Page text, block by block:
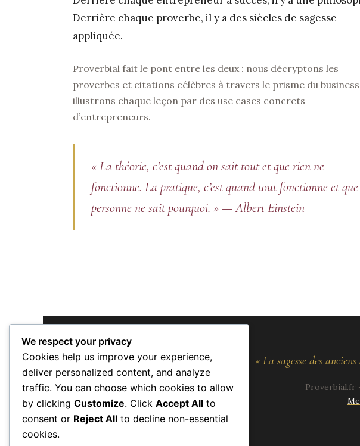
Derrière chaque proverbe, il y a des siècles de sagesse
appliquée.
Proverbial fait le pont entre les deux : nous décryptons les
proverbes et citations célèbres à travers le prisme du
illustrons chaque leçon par des use cases concrets
d’entrepreneurs.
« La théorie, c’est quand on sait tout et que rien ne
fonctionne. La pratique, c’est quand tout fonctionne et que
personne ne sait pourquoi. » — Albert Einstein
« La sagesse des
Proverbial.fr
We respect your privacy
Cookies help us improve your experience,
deliver personalized content, and analyze
traffic. You can choose which cookies to allow
by clicking Customize. Click Accept All to
consent or Reject All to decline non-essential
cookies.